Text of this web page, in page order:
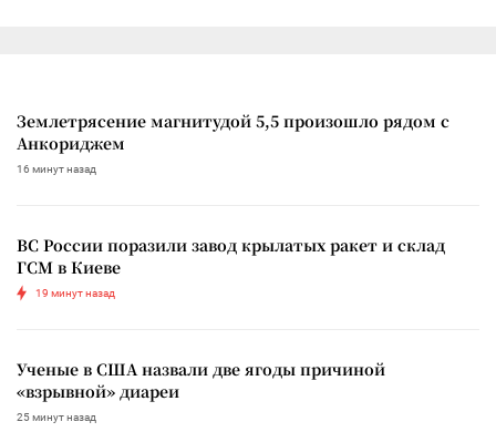
Землетрясение магнитудой 5,5 произошло рядом с
Анкориджем
16 минут назад
ВС России поразили завод крылатых ракет и склад
ГСМ в Киеве
19 минут назад
Ученые в США назвали две ягоды причиной
«взрывной» диареи
25 минут назад